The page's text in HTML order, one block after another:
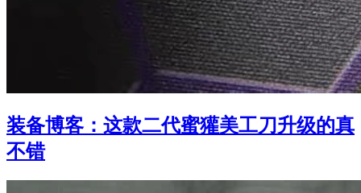
装备博客：这款二代蜜獾美工刀升级的真
不错